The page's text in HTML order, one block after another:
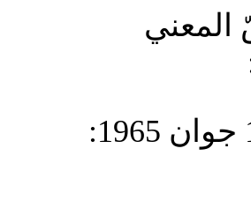
المعني
انقلاب 19 جوان 1965: